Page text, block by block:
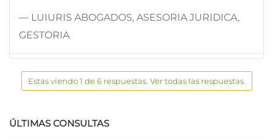
— LUIURIS ABOGADOS, ASESORIA JURIDICA,
GESTORIA
Estas viendo 1 de 6 respuestas. Ver todas las respuestas.
ÚLTIMAS CONSULTAS